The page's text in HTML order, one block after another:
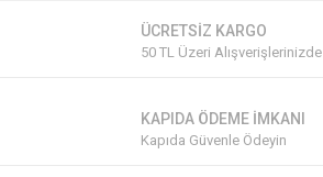
ÜCRETSİZ KARGO
50 TL Üzeri Alışverişlerinizde
KAPIDA ÖDEME İMKANI
Kapıda Güvenle Ödeyin